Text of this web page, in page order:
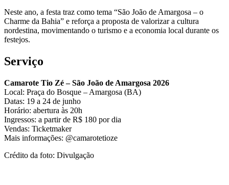
Neste ano, a festa traz como tema “São João de Amargosa – o
Charme da Bahia” e reforça a proposta de valorizar a cultura
nordestina, movimentando o turismo e a economia local durante os
festejos.
Serviço
Camarote Tio Zé – São João de Amargosa 2026
Local: Praça do Bosque – Amargosa (BA)
Datas: 19 a 24 de junho
Horário: abertura às 20h
Ingressos: a partir de R$ 180 por dia
Vendas: Ticketmaker
Mais informações: @camarotetioze
Crédito da foto: Divulgação